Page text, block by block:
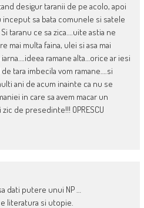
desigur taranii de pe acolo, apoi
inceput sa bata comunele si satele
taranu ce sa zica….uite astia ne
mai multa faina, ulei si asa mai
ramane alta…orice ar iesi
tara imbecila vom ramane….si
ani de acum inainte ca nu se
in care sa avem macar un
de presedinte!!! OPRESCU
dati putere unui NP …
e literatura si utopie.